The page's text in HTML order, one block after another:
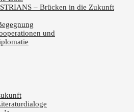
– Brücken in die Zukunft
und